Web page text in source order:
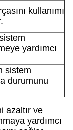
kullanımı
yardımcı
sistem
durumunu
azaltır ve
yardımcı